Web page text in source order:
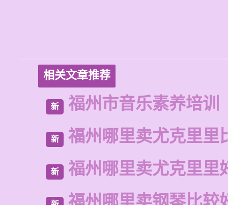
相关文章推荐
新 福州市音乐素养培训
新 福州哪里卖尤克里里
新 福州哪里卖尤克里里
福州哪里卖钢琴比较